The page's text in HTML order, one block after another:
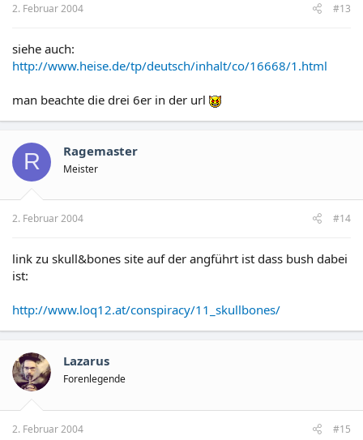
2. Februar 2004 #13
siehe auch:
http://www.heise.de/tp/deutsch/inhalt/co/16668/1.html
man beachte die drei 6er in der url
R Ragemaster
Meister
2. Februar 2004 #14
link zu skull&bones site auf der angführt ist dass bush dabei
ist:
http://www.loq12.at/conspiracy/11_skullbones/
Lazarus
Forenlegende
2. Februar 2004 #15